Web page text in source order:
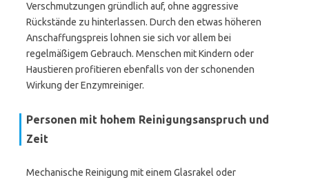
Verschmutzungen gründlich auf, ohne aggressive
Rückstände zu hinterlassen. Durch den etwas höheren
Anschaffungspreis lohnen sie sich vor allem bei
regelmäßigem Gebrauch. Menschen mit Kindern oder
Haustieren profitieren ebenfalls von der schonenden
Wirkung der Enzymreiniger.
Personen mit hohem Reinigungsanspruch und
Zeit
Mechanische Reinigung mit einem Glasrakel oder